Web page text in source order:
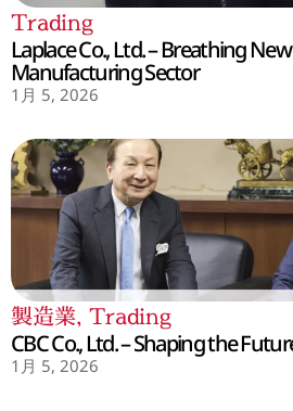
Trading
Laplace Co., Ltd. – Breathing
Manufacturing Sector
1月 5, 2026
製造業, Trading
CBC Co., Ltd. – Shaping the
1月 5, 2026